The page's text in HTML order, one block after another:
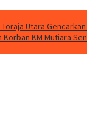
Utara
KM Mutiara